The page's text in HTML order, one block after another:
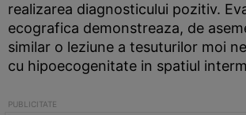
realizarea diagnosticului pozitiv.
ecografica demonstreaza, de
similar o leziune a tesuturilor moi
cu hipoecogenitate in spatiul